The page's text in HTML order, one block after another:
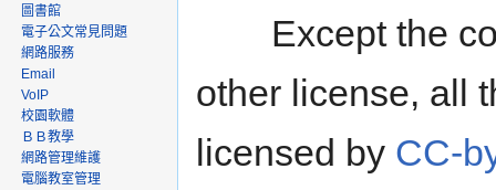
Except the
other license, all
licensed by CC-
圖書館
電子公文常見問題
網路服務
Email
VoIP
校園軟體
ＢＢ教學
網路管理維護
電腦教室管理